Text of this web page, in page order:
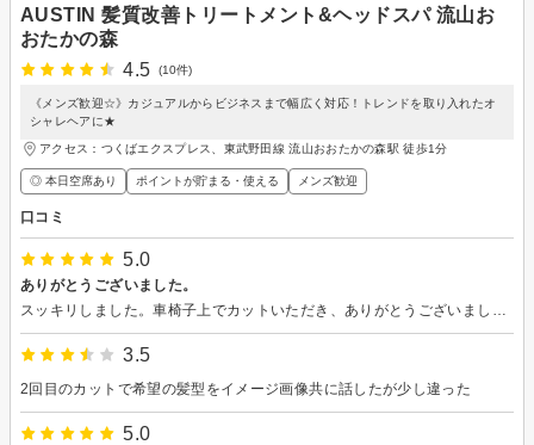
AUSTIN 髪質改善トリートメント&ヘッドスパ 流山お
おたかの森
4.5
(10件)
《メンズ歓迎☆》カジュアルからビジネスまで幅広く対応！トレンドを取り入れたオ
シャレヘアに★
アクセス：つくばエクスプレス、東武野田線 流山おおたかの森駅 徒歩1分
◎ 本日空席あり ポイントが貯まる・使える メンズ歓迎
口コミ
5.0
ありがとうございました。
3.5
2回目のカットで希望の髪型をイメージ画像共に話したが少し違った
5.0